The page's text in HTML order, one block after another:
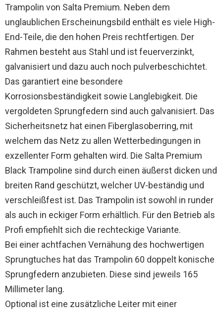
Trampolin von Salta Premium. Neben dem
unglaublichen Erscheinungsbild enthält es viele High-
End-Teile, die den hohen Preis rechtfertigen. Der
Rahmen besteht aus Stahl und ist feuerverzinkt,
galvanisiert und dazu auch noch pulverbeschichtet.
Das garantiert eine besondere
Korrosionsbeständigkeit sowie Langlebigkeit. Die
vergoldeten Sprungfedern sind auch galvanisiert. Das
Sicherheitsnetz hat einen Fiberglasoberring, mit
welchem das Netz zu allen Wetterbedingungen in
exzellenter Form gehalten wird. Die Salta Premium
Black Trampoline sind durch einen äußerst dicken und
breiten Rand geschützt, welcher UV-beständig und
verschleißfest ist. Das Trampolin ist sowohl in runder
als auch in eckiger Form erhältlich. Für den Betrieb als
Profi empfiehlt sich die rechteckige Variante.
Bei einer achtfachen Vernähung des hochwertigen
Sprungtuches hat das Trampolin 60 doppelt konische
Sprungfedern anzubieten. Diese sind jeweils 165
Millimeter lang.
Optional ist eine zusätzliche Leiter mit einer